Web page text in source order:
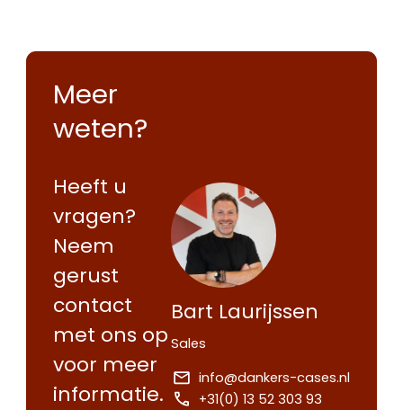
Meer
weten?
Heeft u
vragen?
Neem
gerust
contact
met ons op
voor meer
informatie.
Bart Laurijssen
Sales
info@dankers-cases.nl
+31(0) 13 52 303 93